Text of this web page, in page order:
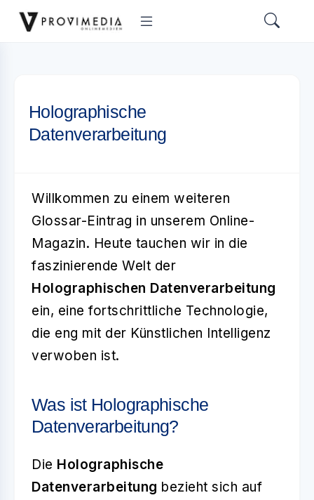
Holographische
Datenverarbeitung
Willkommen zu einem weiteren
Glossar-Eintrag in unserem Online-
Magazin. Heute tauchen wir in die
faszinierende Welt der
Holographischen Datenverarbeitung
ein, eine fortschrittliche Technologie,
die eng mit der Künstlichen Intelligenz
verwoben ist.
Was ist Holographische
Datenverarbeitung?
Die Holographische
Datenverarbeitung bezieht sich auf